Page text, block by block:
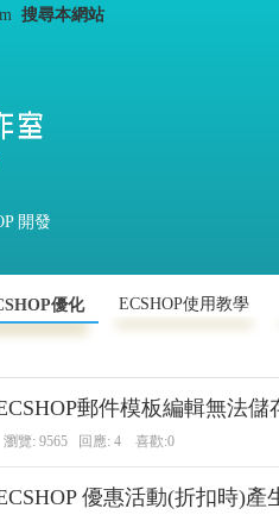
搜尋本網站
開發
優化 ECSHOP使用教學
郵件模板編輯無法
瀏覽: 9565 回應: 4 喜歡:0
優惠活動(折扣時)